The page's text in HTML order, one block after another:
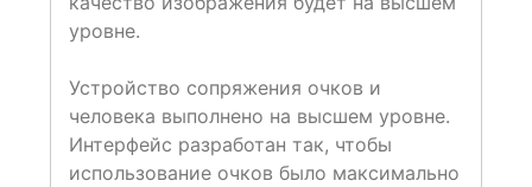
уровне.
Устройство сопряжения очков и
человека выполнено на высшем уровне.
Интерфейс разработан так, чтобы
использование очков было максимально